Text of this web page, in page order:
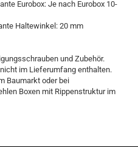
Eurobox: Je nach Eurobox 10-
Haltewinkel: 20 mm
und Zubehör.
im Lieferumfang enthalten.
Baumarkt oder bei
Boxen mit Rippenstruktur im